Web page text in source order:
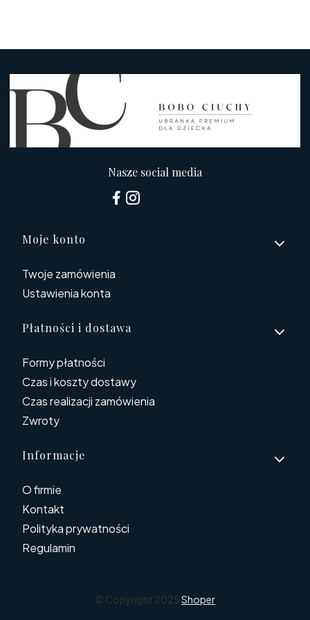
Nasze social media
Linki w stopce
Moje konto
Twoje zamówienia
Ustawienia konta
Płatności i dostawa
Formy płatności
Czas i koszty dostawy
Czas realizacji zamówienia
Zwroty
Informacje
O firmie
Kontakt
Polityka prywatności
Regulamin
© Copyright 2025Shoper